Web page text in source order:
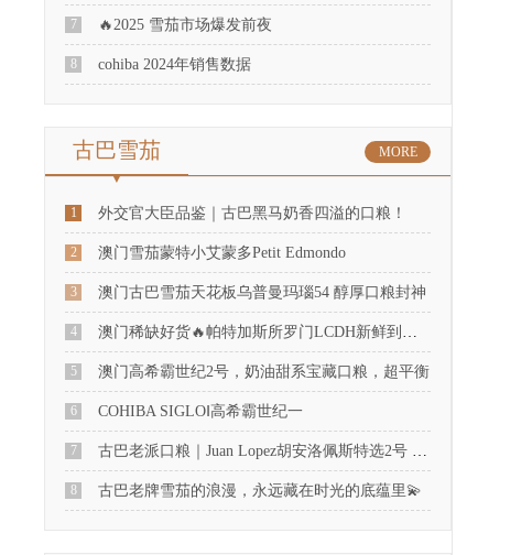
7 🔥2025 雪茄市场爆发前夜
8 cohiba 2024年销售数据
古巴雪茄 MORE
1 外交官大臣品鉴｜古巴黑马奶香四溢的口粮！
2 澳门雪茄蒙特小艾蒙多Petit Edmondo
3 澳门古巴雪茄天花板乌普曼玛瑙54 醇厚口粮封神
4 澳门稀缺好货🔥帕特加斯所罗门LCDH新鲜到店！
5 澳门高希霸世纪2号，奶油甜系宝藏口粮，超平衡
6 COHIBA SIGLOⅠ高希霸世纪一
7 古巴老派口粮｜Juan Lopez胡安洛佩斯特选2号 奶香温柔天花板✨
8 古巴老牌雪茄的浪漫，永远藏在时光的底蕴里💫